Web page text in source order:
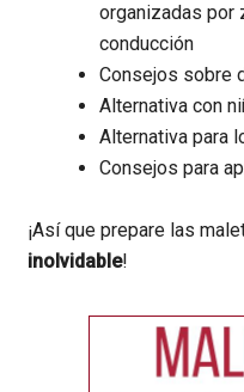
organizadas por
conducción
Consejos sobre
Alternativa con
Alternativa para
Consejos para
¡Así que prepare las
inolvidable!